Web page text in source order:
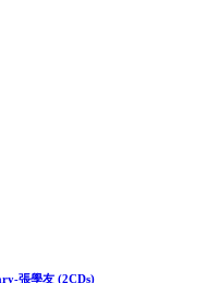
張學友 (2CDs)